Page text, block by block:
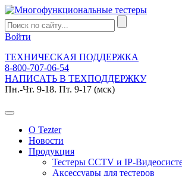
Войти
ТЕХНИЧЕСКАЯ ПОДДЕРЖКА
8-800-707-06-54
НАПИСАТЬ В ТЕХПОДДЕРЖКУ
Пн.-Чт. 9-18. Пт. 9-17 (мск)
О Tezter
Новости
Продукция
Тестеры CCTV и IP-
Аксессуары для тестеров